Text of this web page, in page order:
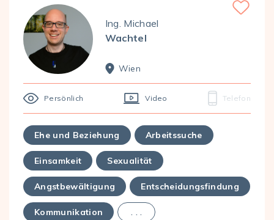
Favorite
Ing. Michael
Wachtel
Wien
Persönlich Video Telefon
Ehe und Beziehung Arbeitssuche
Einsamkeit Sexualität
Angstbewältigung Entscheidungsfindung
Kommunikation . . .